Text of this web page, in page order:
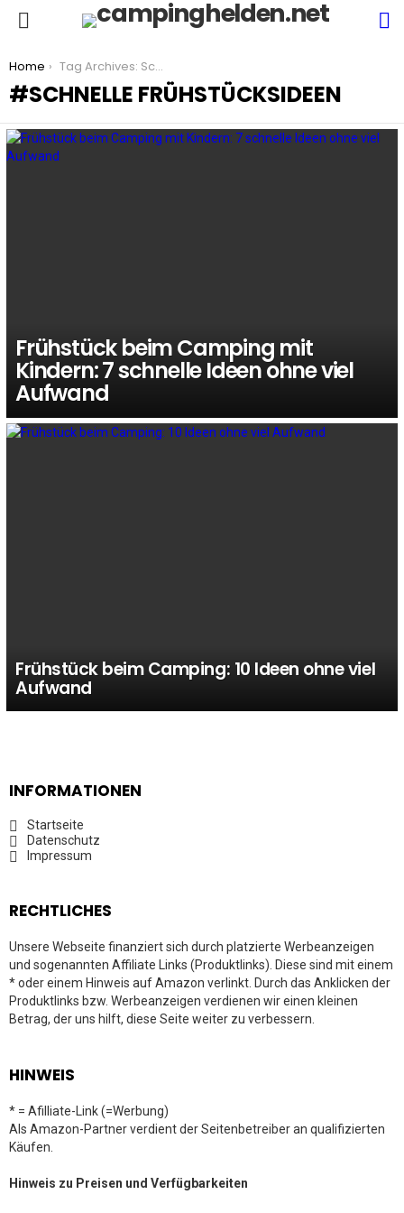
You are here:
Home Tag Archives: Schnelle Frühstücksideen
SCHNELLE FRÜHSTÜCKSIDEEN
LATEST
Frühstück beim Camping mit
Kindern: 7 schnelle Ideen ohne viel
Aufwand
Frühstück beim Camping: 10 Ideen ohne viel
Aufwand
INFORMATIONEN
Startseite
Datenschutz
Impressum
RECHTLICHES
Unsere Webseite finanziert sich durch platzierte Werbeanzeigen
und sogenannten Affiliate Links (Produktlinks). Diese sind mit einem
* oder einem Hinweis auf Amazon verlinkt. Durch das Anklicken der
Produktlinks bzw. Werbeanzeigen verdienen wir einen kleinen
Betrag, der uns hilft, diese Seite weiter zu verbessern.
HINWEIS
* = Afilliate-Link (=Werbung)
Als Amazon-Partner verdient der Seitenbetreiber an qualifizierten
Käufen.
Hinweis zu Preisen und Verfügbarkeiten